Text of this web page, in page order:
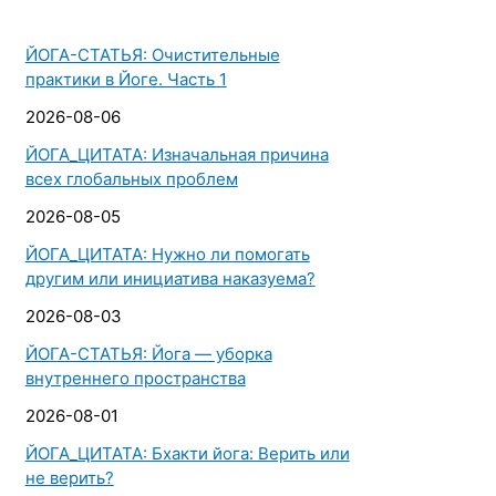
ЙОГА-СТАТЬЯ: Очистительные
практики в Йоге. Часть 1
2026-08-06
ЙОГА_ЦИТАТА: Изначальная причина
всех глобальных проблем
2026-08-05
ЙОГА_ЦИТАТА: Нужно ли помогать
другим или инициатива наказуема?
2026-08-03
ЙОГА-СТАТЬЯ: Йога — уборка
внутреннего пространства
2026-08-01
ЙОГА_ЦИТАТА: Бхакти йога: Верить или
не верить?